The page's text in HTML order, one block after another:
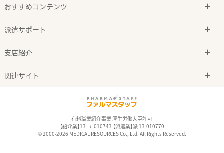
おすすめコンテンツ
派遣サポート
支店紹介
関連サイト
有料職業紹介事業 厚生労働大臣許可
【紹介業】13-ユ-010743 【派遣業】派 13-010770
© 2000-2026 MEDICAL RESOURCES Co., Ltd. All Rights Reserved.